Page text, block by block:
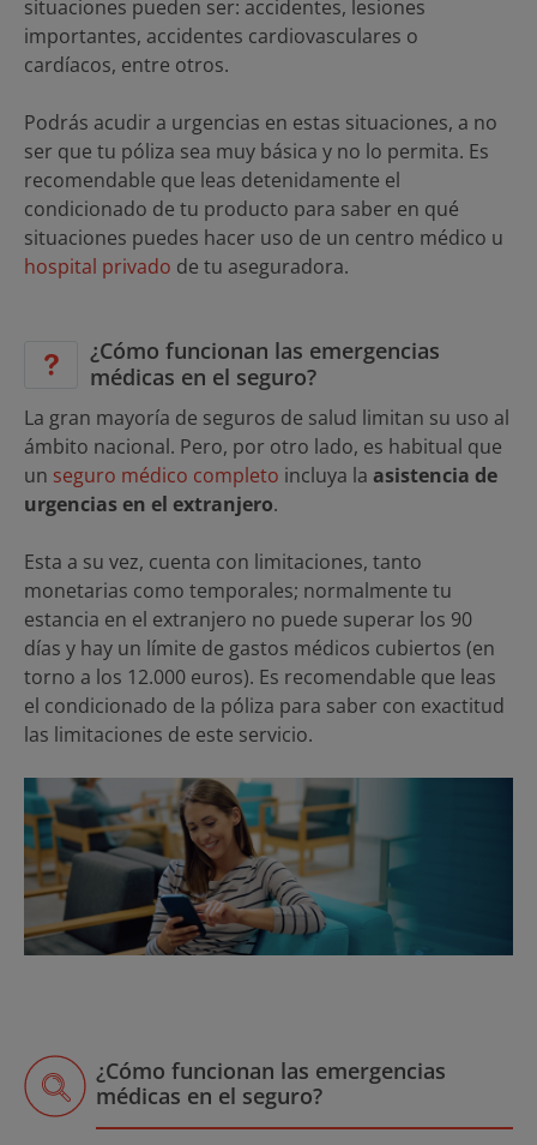
situaciones pueden ser: accidentes, lesiones
importantes, accidentes cardiovasculares o
cardíacos, entre otros.
Podrás acudir a urgencias en estas situaciones, a no
ser que tu póliza sea muy básica y no lo permita. Es
recomendable que leas detenidamente el
condicionado de tu producto para saber en qué
situaciones puedes hacer uso de un centro médico u
hospital privado de tu aseguradora.
¿Cómo funcionan las emergencias
médicas en el seguro?
La gran mayoría de seguros de salud limitan su uso al
ámbito nacional. Pero, por otro lado, es habitual que
un seguro médico completo incluya la asistencia de
urgencias en el extranjero.
Esta a su vez, cuenta con limitaciones, tanto
monetarias como temporales; normalmente tu
estancia en el extranjero no puede superar los 90
días y hay un límite de gastos médicos cubiertos (en
torno a los 12.000 euros). Es recomendable que leas
el condicionado de la póliza para saber con exactitud
las limitaciones de este servicio.
¿Cómo funcionan las emergencias
médicas en el seguro?